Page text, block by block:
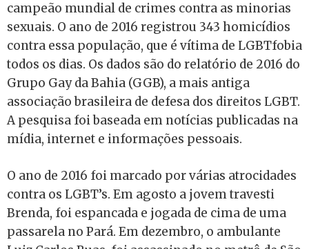
campeão mundial de crimes contra as minorias
sexuais. O ano de 2016 registrou 343 homicídios
contra essa população, que é vítima de LGBTfobia
todos os dias. Os dados são do relatório de 2016 do
Grupo Gay da Bahia (GGB), a mais antiga
associação brasileira de defesa dos direitos LGBT.
A pesquisa foi baseada em notícias publicadas na
mídia, internet e informações pessoais.
O ano de 2016 foi marcado por várias atrocidades
contra os LGBT’s. Em agosto a jovem travesti
Brenda, foi espancada e jogada de cima de uma
passarela no Pará. Em dezembro, o ambulante